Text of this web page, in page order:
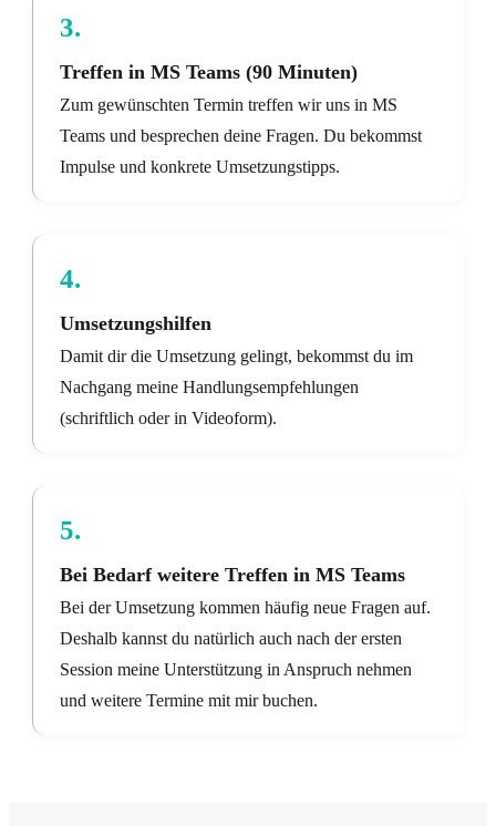
3.
Treffen in MS Teams (90 Minuten)
Zum gewünschten Termin treffen wir uns in MS
Teams und besprechen deine Fragen. Du bekommst
Impulse und konkrete Umsetzungstipps.
4.
Umsetzungshilfen
Damit dir die Umsetzung gelingt, bekommst du im
Nachgang meine Handlungsempfehlungen
(schriftlich oder in Videoform).
5.
Bei Bedarf weitere Treffen in MS Teams
Bei der Umsetzung kommen häufig neue Fragen auf.
Deshalb kannst du natürlich auch nach der ersten
Session meine Unterstützung in Anspruch nehmen
und weitere Termine mit mir buchen.